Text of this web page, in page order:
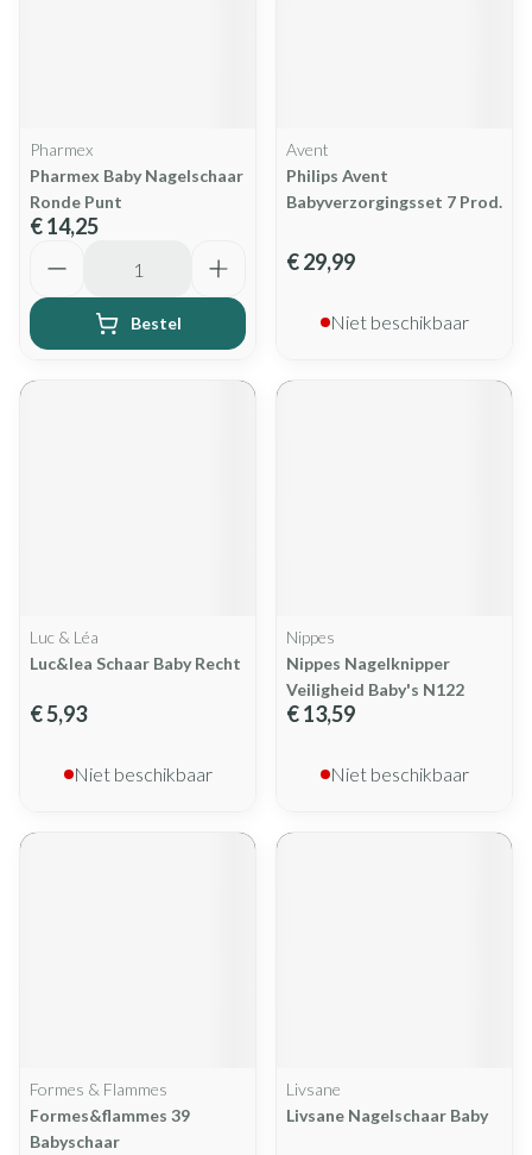
Pharmex
Pharmex Baby Nagelschaar
Ronde Punt
€ 14,25
Bestel
Avent
Philips Avent
Babyverzorgingsset 7 Prod.
€ 29,99
Niet beschikbaar
Luc & Léa
Luc&lea Schaar Baby Recht
€ 5,93
Niet beschikbaar
Nippes
Nippes Nagelknipper
Veiligheid Baby's N122
€ 13,59
Niet beschikbaar
Formes & Flammes
Formes&flammes 39
Babyschaar
Livsane
Livsane Nagelschaar Baby